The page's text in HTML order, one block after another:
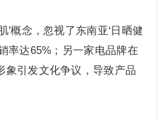
’概念，忽视了东南亚‘日晒健
率达65%；另一家电品牌在
象引发文化争议，导致产品